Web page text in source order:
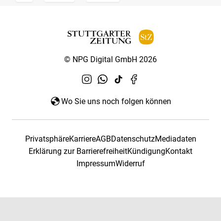
© NPG Digital GmbH 2026
Wo Sie uns noch folgen können
PrivatsphäreKarriereAGBDatenschutzMediadaten
Erklärung zur BarrierefreiheitKündigungKontakt
ImpressumWiderruf